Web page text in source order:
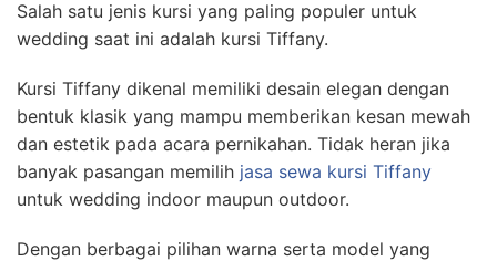
Salah satu jenis kursi yang paling populer untuk
wedding saat ini adalah kursi Tiffany.
Kursi Tiffany dikenal memiliki desain elegan dengan
bentuk klasik yang mampu memberikan kesan mewah
dan estetik pada acara pernikahan. Tidak heran jika
banyak pasangan memilih jasa sewa kursi Tiffany
untuk wedding indoor maupun outdoor.
Dengan berbagai pilihan warna serta model yang